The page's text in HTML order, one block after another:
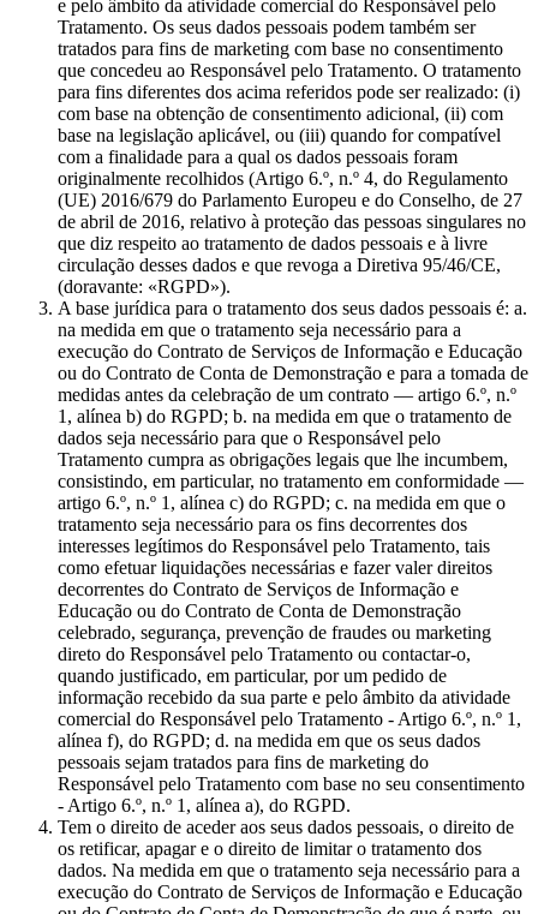
e pelo âmbito da atividade comercial do Responsável pelo
Tratamento. Os seus dados pessoais podem também ser
tratados para fins de marketing com base no consentimento
que concedeu ao Responsável pelo Tratamento. O tratamento
para fins diferentes dos acima referidos pode ser realizado: (i)
com base na obtenção de consentimento adicional, (ii) com
base na legislação aplicável, ou (iii) quando for compatível
com a finalidade para a qual os dados pessoais foram
originalmente recolhidos (Artigo 6.º, n.º 4, do Regulamento
(UE) 2016/679 do Parlamento Europeu e do Conselho, de 27
de abril de 2016, relativo à proteção das pessoas singulares no
que diz respeito ao tratamento de dados pessoais e à livre
circulação desses dados e que revoga a Diretiva 95/46/CE,
(doravante: «RGPD»).
A base jurídica para o tratamento dos seus dados pessoais é: a.
na medida em que o tratamento seja necessário para a
execução do Contrato de Serviços de Informação e Educação
ou do Contrato de Conta de Demonstração e para a tomada de
medidas antes da celebração de um contrato — artigo 6.º, n.º
1, alínea b) do RGPD; b. na medida em que o tratamento de
dados seja necessário para que o Responsável pelo
Tratamento cumpra as obrigações legais que lhe incumbem,
consistindo, em particular, no tratamento em conformidade —
artigo 6.º, n.º 1, alínea c) do RGPD; c. na medida em que o
tratamento seja necessário para os fins decorrentes dos
interesses legítimos do Responsável pelo Tratamento, tais
como efetuar liquidações necessárias e fazer valer direitos
decorrentes do Contrato de Serviços de Informação e
Educação ou do Contrato de Conta de Demonstração
celebrado, segurança, prevenção de fraudes ou marketing
direto do Responsável pelo Tratamento ou contactar-o,
quando justificado, em particular, por um pedido de
informação recebido da sua parte e pelo âmbito da atividade
comercial do Responsável pelo Tratamento - Artigo 6.º, n.º 1,
alínea f), do RGPD; d. na medida em que os seus dados
pessoais sejam tratados para fins de marketing do
Responsável pelo Tratamento com base no seu consentimento
- Artigo 6.º, n.º 1, alínea a), do RGPD.
Tem o direito de aceder aos seus dados pessoais, o direito de
os retificar, apagar e o direito de limitar o tratamento dos
dados. Na medida em que o tratamento seja necessário para a
execução do Contrato de Serviços de Informação e Educação